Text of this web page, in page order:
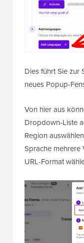
Dies führt Sie zur
neues Popup-
Von hier aus
Dropdown-Liste
Region
Sprache mehrere
URL-Format